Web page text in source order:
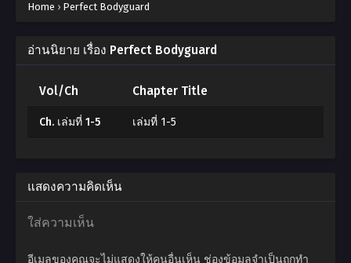
Home › Perfect Bodyguard
อ่านนิยาย เรื่อง Perfect Bodyguard
Vol/Ch Chapter Title
Ch. เล่มที่ 1-5 เล่มที่ 1-5
แสดงความคิดเห็น
ใส่ความเห็น
อีเมลของคุณจะไม่แสดงให้คนอื่นเห็น ช่องข้อมูลจำเป็นถูกทำ